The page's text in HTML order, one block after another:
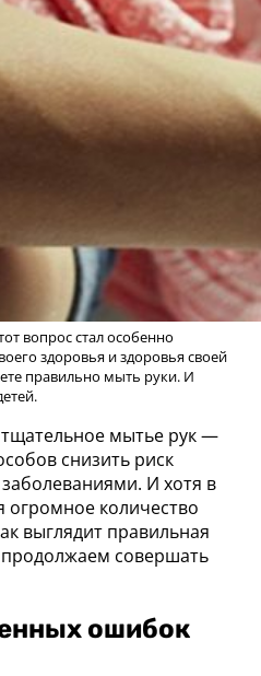
вопрос стал особенно
здоровья и здоровья своей
правильно мыть руки. И
мытье рук —
снизить риск
И хотя в
огромное количество
выглядит правильная
совершать
ошибок